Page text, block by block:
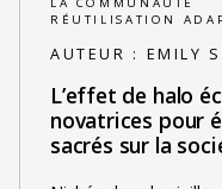
LA COMMUNAUTÉ
RÉUTILISATION
AUTEUR : EMILY
L’effet de halo
novatrices pour
sacrés sur la